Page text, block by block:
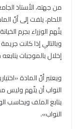
من جهته، الأستاذ
يتّهم الوزراء بجرم
وبالتالي إذا كانت
إخلال بالموجبات
ويعتبر أنّ المادة
النواب أن يتّهم وليس
يتابع الملف ويحاسب
النواب».